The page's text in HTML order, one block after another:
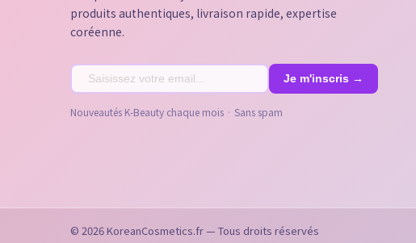
produits authentiques, livraison rapide, expertise
coréenne.
Nouveautés K-Beauty chaque mois · Sans spam
© 2026 KoreanCosmetics.fr — Tous droits réservés